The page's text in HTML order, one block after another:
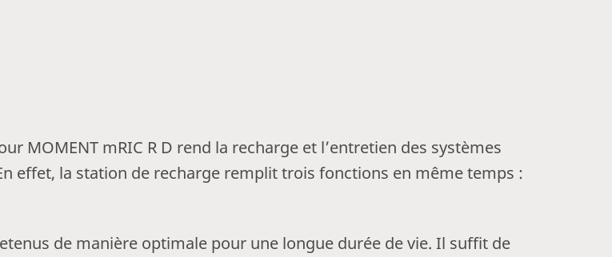
MOMENT mRIC R D rend la recharge et l’entretien des systèmes
effet, la station de recharge remplit trois fonctions en même temps :
de manière optimale pour une longue durée de vie. Il suffit de